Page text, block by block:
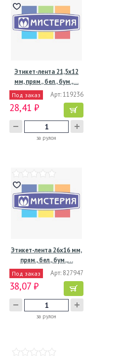
Этикет-лента 21,5х12
мм, прям., бел., бум.,…
Под заказ Арт: 119236
28,41 ₽
за рулон
Этикет-лента 26х16 мм,
прям., бел., бум.,…
Под заказ Арт: 827947
38,07 ₽
за рулон